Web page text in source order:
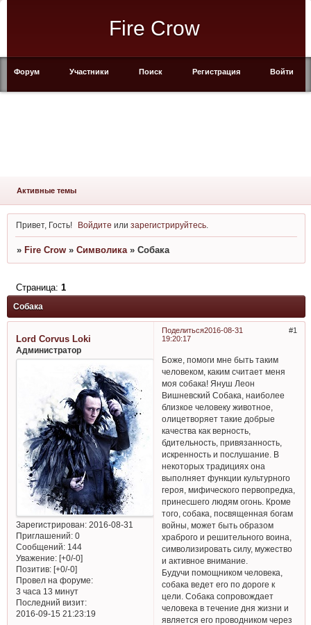
Fire Crow
Форум Участники Поиск Регистрация Войти
Активные темы
Привет, Гость! Войдите илизарегистрируйтесь
» Fire Crow » Символика » Собака
Собака
Страница: 1
Поделиться 1
2016-08-31
19:20:17
Lord Corvus Loki
Администратор
Зарегистрирован: 2016-08-31
Приглашений:0
Сообщений:144
Уважение: [+0/-0]
Позитив: [+0/-0]
Провел на форуме:
3 часа 13 минут
Последний визит:
2016-09-15 21:23:19
Боже, помоги мне быть таким
человеком, каким считает меня
моя собака! Януш Леон
Вишневский Собака, наиболее
близкое человеку животное,
олицетворяет такие добрые
качества как верность,
бдительность, привязанность,
искренность и послушание. В
некоторых традициях она
выполняет функции культурного
героя, мифического первопредка,
принесшего людям огонь. Кроме
того, собака, посвященная богам
войны, может быть образом
храброго и решительного воина,
символизировать силу, мужество
и активное внимание.
Будучи помощником человека,
собака ведет его по дороге к
цели. Собака сопровождает
человека в течение дня жизни и
является его проводником через